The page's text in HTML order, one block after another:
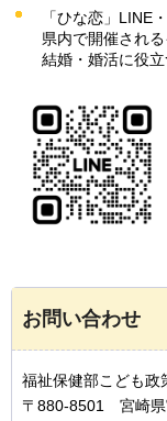
「ひな恋」LINE
県内で開催され
結婚・婚活に役
お問い合わせ
福祉保健部こども
〒880-8501 宮崎県